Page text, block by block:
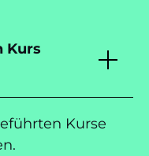
Kurs
Kurse